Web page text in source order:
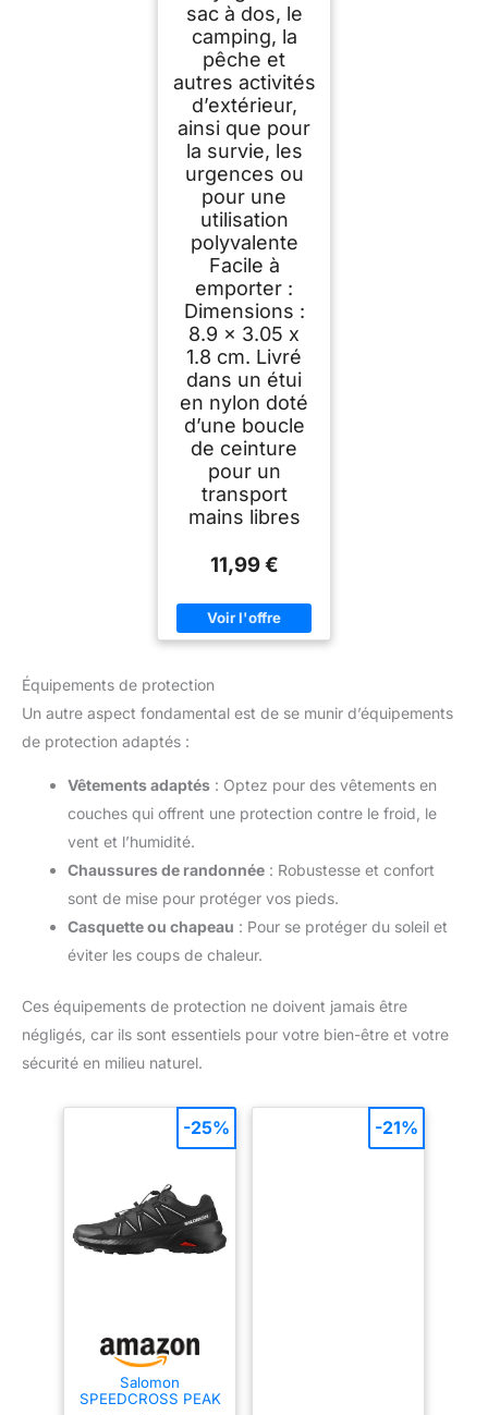
sac à dos, le
camping, la
pêche et
autres activités
d’extérieur,
ainsi que pour
la survie, les
urgences ou
pour une
utilisation
polyvalente
Facile à
emporter :
Dimensions :
8.9 x 3.05 x
1.8 cm. Livré
dans un étui
en nylon doté
d’une boucle
de ceinture
pour un
transport
mains libres
11,99 €
Équipements de protection
Un autre aspect fondamental est de se munir d’équipements
de protection adaptés :
Vêtements adaptés : Optez pour des vêtements en
couches qui offrent une protection contre le froid, le
vent et l’humidité.
Chaussures de randonnée : Robustesse et confort
sont de mise pour protéger vos pieds.
Casquette ou chapeau : Pour se protéger du soleil et
éviter les coups de chaleur.
Ces équipements de protection ne doivent jamais être
négligés, car ils sont essentiels pour votre bien-être et votre
sécurité en milieu naturel.
Salomon
SPEEDCROSS PEAK
-25% -21%